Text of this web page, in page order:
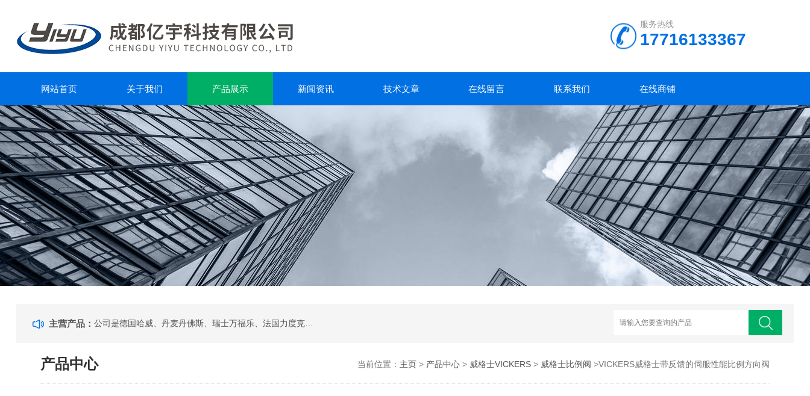
服务热线
17716133367
网站首页 关于我们 产品展示 新闻资讯 技术文章 在线留言 联系我们 在线商铺
主营产品：
产品中心 当前位置： 主页> 产品中心> 威格士VICKERS> 威格士比例阀 >VICKERS威格士带反馈的伺服性能比例方向阀